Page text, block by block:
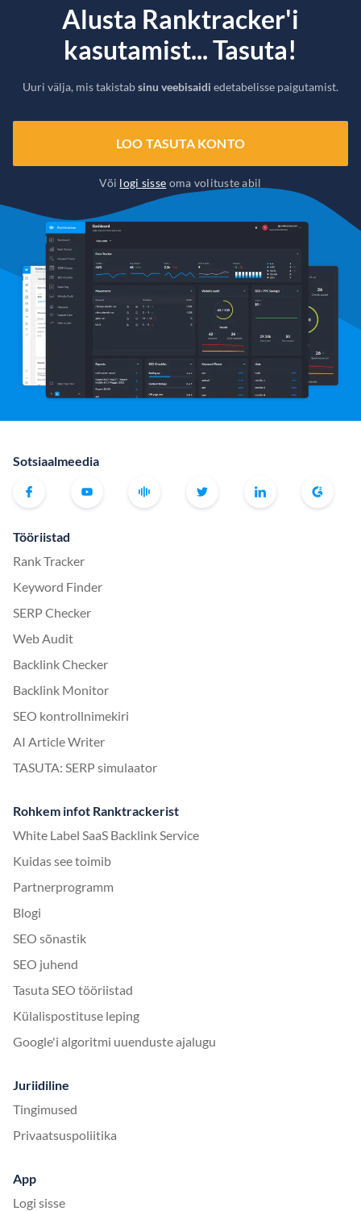
Alusta Ranktracker'i
kasutamist... Tasuta!
Uuri välja, mis takistabsinu veebisaidi edetabelisse paigutamist.
LOO TASUTA KONTO
Või logi sisse oma volituste abil
Sotsiaalmeedia
Tööriistad
Rank Tracker
Keyword Finder
SERP Checker
Web Audit
Backlink Checker
Backlink Monitor
SEO kontrollnimekiri
AI Article Writer
TASUTA: SERP simulaator
Rohkem infot Ranktrackerist
White Label SaaS Backlink Service
Kuidas see toimib
Partnerprogramm
Blogi
SEO sõnastik
SEO juhend
Tasuta SEO tööriistad
Külalispostituse leping
Google'i algoritmi uuenduste ajalugu
Juriidiline
Tingimused
Privaatsuspoliitika
App
Logi sisse